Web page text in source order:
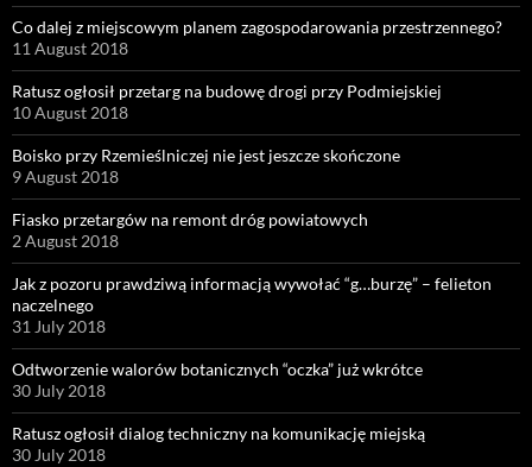
Co dalej z miejscowym planem zagospodarowania przestrzennego?
11 August 2018
Ratusz ogłosił przetarg na budowę drogi przy Podmiejskiej
10 August 2018
Boisko przy Rzemieślniczej nie jest jeszcze skończone
9 August 2018
Fiasko przetargów na remont dróg powiatowych
2 August 2018
Jak z pozoru prawdziwą informacją wywołać “g…burzę” – felieton
naczelnego
31 July 2018
Odtworzenie walorów botanicznych “oczka” już wkrótce
30 July 2018
Ratusz ogłosił dialog techniczny na komunikację miejską
30 July 2018